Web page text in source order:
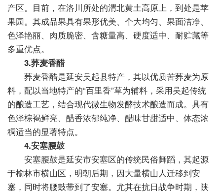
产区。目前，在洛川所处的渭北黄土高原上，到处是苹
果园。其成品果具有果形优美、个大均匀、果面洁净、
色泽艳丽、肉质脆密、含糖量高、硬度适中、耐贮藏等
多重优点。
3.荞麦香醋
荞麦香醋是延安吴起县特产，其以优质苦荞麦为原
料，配以当地特产的“百里香”草为辅料，采用吴起传统
的酿造工艺，结合现代微生物发酵技术酿造而成。具有
色泽棕褐鲜亮、醋香浓郁纯净、醋味甘甜适中、体态浓
稠适当的显著特点。
4.安塞腰鼓
安塞腰鼓是延安市安塞区的传统民俗舞蹈，其起源
于榆林市横山区，明朝后期，因大量横山人迁移到安
塞，同时将腰鼓带到了安塞。尤其在抗日战争时期，陕